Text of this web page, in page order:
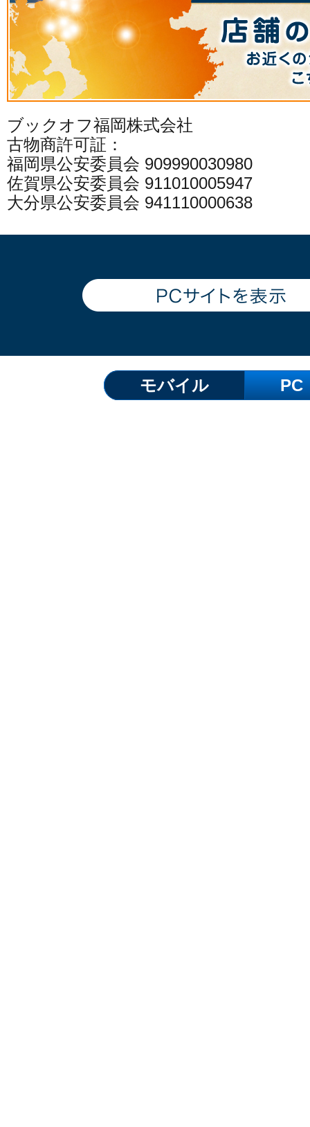
ブックオフ福岡株式会社
古物商許可証：
福岡県公安委員会 909990030980
佐賀県公安委員会 911010005947
大分県公安委員会 941110000638
モバイル PC